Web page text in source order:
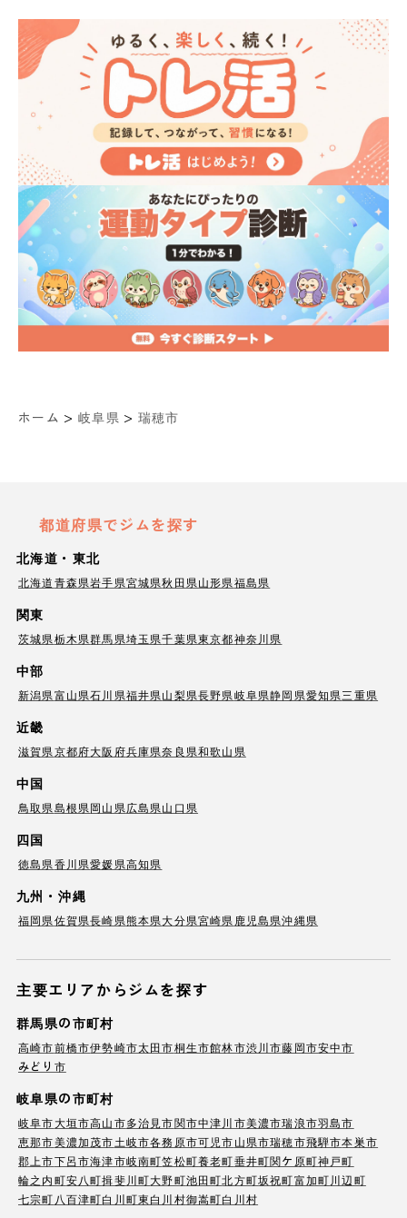
ホーム > 岐阜県 > 瑞穂市
都道府県でジムを探す
北海道・東北
北海道青森県岩手県宮城県秋田県山形県福島県
関東
茨城県栃木県群馬県埼玉県千葉県東京都神奈川県
中部
新潟県富山県石川県福井県山梨県長野県岐阜県静岡県愛知県三重県
近畿
滋賀県京都府大阪府兵庫県奈良県和歌山県
中国
鳥取県島根県岡山県広島県山口県
四国
徳島県香川県愛媛県高知県
九州・沖縄
福岡県佐賀県長崎県熊本県大分県宮崎県 鹿児島県沖縄県
主要エリアからジムを探す
群馬県の市町村
高崎市前橋市伊勢崎市太田市桐生市館林市渋川市藤岡市安中市
みどり市
岐阜県の市町村
岐阜市大垣市高山市多治見市関市中津川市美濃市瑞浪市羽島市
恵那市美濃加茂市土岐市各務原市可児市山県市瑞穂市飛騨市本巣市
郡上市下呂市海津市岐南町笠松町養老町垂井町関ケ原町神戸町
輪之内町安八町揖斐川町大野町池田町北方町坂祝町富加町川辺町
七宗町 八百津町白川町東白川村御嵩町白川村